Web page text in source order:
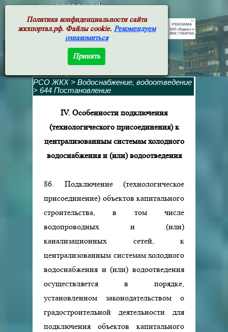
жкхпортал.рф
РСО ЖКХ> Водоснабжение, водоотведение
> 644 Постановление
IV. Особенности подключения
(технологического присоединения) к
централизованным системам холодного
водоснабжения и (или) водоотведения
86. Подключение (технологическое
присоединение) объектов капитального
строительства, в том числе
водопроводных и (или)
канализационных сетей, к
централизованным системам холодного
водоснабжения и (или) водоотведения
осуществляется в порядке,
установленном законодательством о
градостроительной деятельности для
подключения объектов капитального
Политика конфиденциальности сайта
жкхпортал.рф. Файлы cookie. Рекомендуем
ознакомиться
Принять